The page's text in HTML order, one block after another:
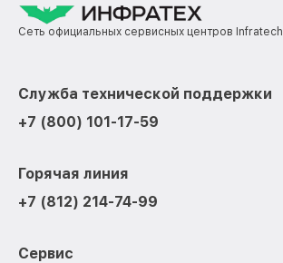
Сеть официальных сервисных центров Infratech
Служба технической поддержки
+7 (800) 101-17-59
Горячая линия
+7 (812) 214-74-99
Сервис